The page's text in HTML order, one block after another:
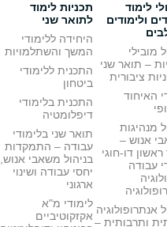
לימוד
ולימודים
מובילי
– תואר שני
ציבורית
האיחוד
מנהיגות
אנוש –
דו-חוגי
עבודה
אנתרופולוגיה
ותרבותית –
תכניות לימוד
לתואר שני
היחידה ללימודי
המשך והשתלמויות
התכנית ללימודי
ביטחון
התכנית בלימודי
דיפלומטיה
תואר שני בלימודי
עבודה – התמקדות
בניהול משאבי אנוש,
יחסי עבודה ושינוי
ארגוני
לימודי מ"א
אקזקוטיביים